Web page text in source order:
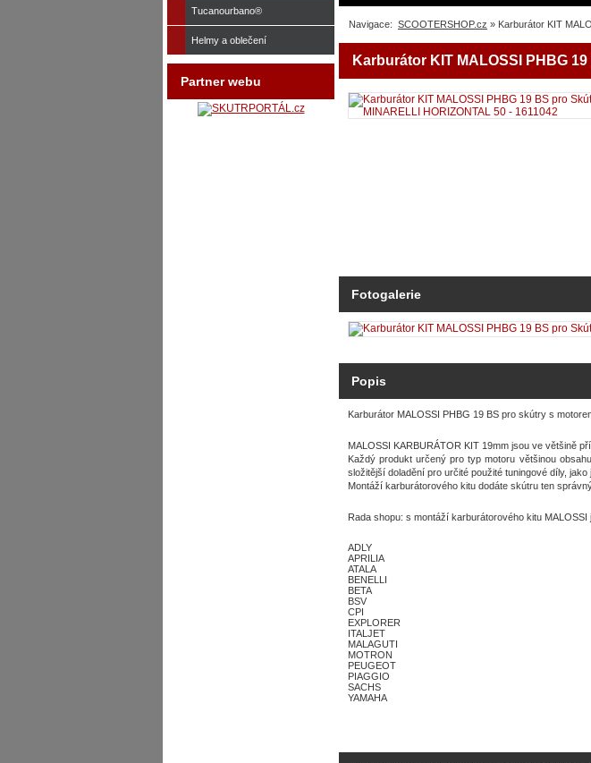
Navigace: SCOOTERSHOP.cz » Karburátor KIT
Karburátor KIT MALOSSI PHBG
1611042
Fotogalerie
Popis
Karburátor MALOSSI PHBG 19 BS pro skútry s
MALOSSI KARBURÁTOR KIT 19mm jsou ve většině
Každý produkt určený pro typ motoru většinou
složitější doladění pro určité použité tuningové díly,
Montáží karburátorového kitu dodáte skútru ten
Rada shopu: s montáží karburátorového kitu
ADLY
APRILIA
ATALA
BENELLI
BETA
BSV
CPI
EXPLORER
ITALJET
MALAGUTI
MOTRON
PEUGEOT
PIAGGIO
SACHS
YAMAHA
Tucanourbano®
Helmy a oblečení
Partner webu